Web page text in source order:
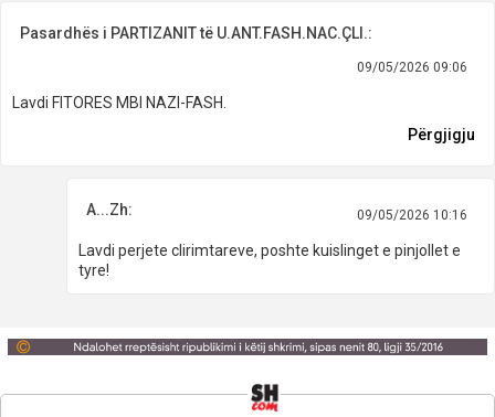
Pasardhës i PARTIZANIT të U.ANT.FASH.NAC.ÇLI.:
09/05/2026 09:06
Lavdi FITORES MBI NAZI-FASH.
Përgjigju
A...Zh: 09/05/2026 10:16
Lavdi perjete clirimtareve, poshte kuislinget e pinjollet e
tyre!